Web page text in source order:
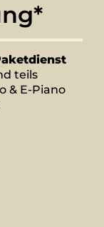
teils
& E-Piano